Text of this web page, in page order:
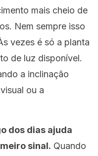
mais cheio de
Nem sempre isso
vezes é só a planta
de luz disponível.
a inclinação
ou a
dos dias ajuda
sinal. Quando